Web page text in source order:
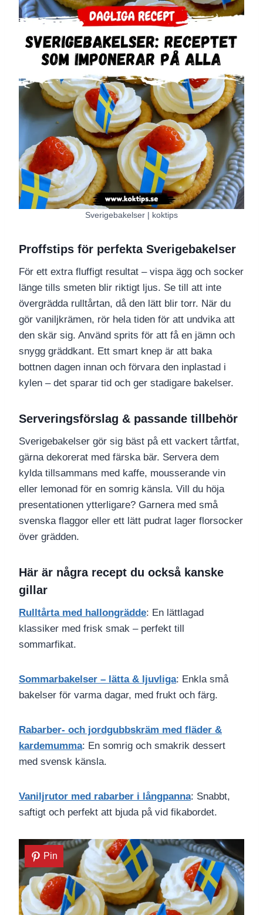
Sverigebakelser | koktips
Proffstips för perfekta Sverigebakelser
För ett extra fluffigt resultat – vispa ägg och socker
länge tills smeten blir riktigt ljus. Se till att inte
övergrädda rulltårtan, då den lätt blir torr. När du
gör vaniljkrämen, rör hela tiden för att undvika att
den skär sig. Använd sprits för att få en jämn och
snygg gräddkant. Ett smart knep är att baka
bottnen dagen innan och förvara den inplastad i
kylen – det sparar tid och ger stadigare bakelser.
Serveringsförslag & passande tillbehör
Sverigebakelser gör sig bäst på ett vackert tårtfat,
gärna dekorerat med färska bär. Servera dem
kylda tillsammans med kaffe, mousserande vin
eller lemonad för en somrig känsla. Vill du höja
presentationen ytterligare? Garnera med små
svenska flaggor eller ett lätt pudrat lager florsocker
över grädden.
Här är några recept du också kanske
gillar
Rulltårta med hallongrädde: En lättlagad
klassiker med frisk smak – perfekt till
sommarfikat.
Sommarbakelser – lätta & ljuvliga: Enkla små
bakelser för varma dagar, med frukt och färg.
Rabarber- och jordgubbskräm med fläder &
kardemumma: En somrig och smakrik dessert
med svensk känsla.
Vaniljrutor med rabarber i långpanna: Snabbt,
saftigt och perfekt att bjuda på vid fikabordet.
Pin